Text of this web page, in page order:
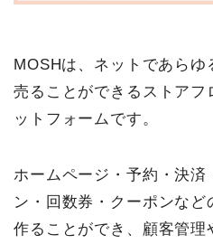
MOSHは、ネットであら
売ることができるストアフ
ットフォームです。
ホームページ・予約・決済
ン・回数券・クーポンな
作ることができ、顧客管